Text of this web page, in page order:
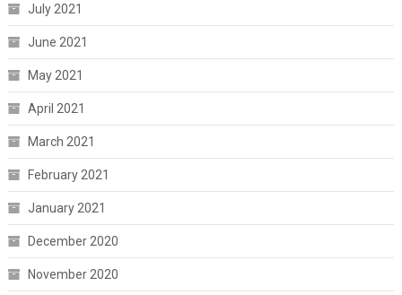
July 2021
June 2021
May 2021
April 2021
March 2021
February 2021
January 2021
December 2020
November 2020